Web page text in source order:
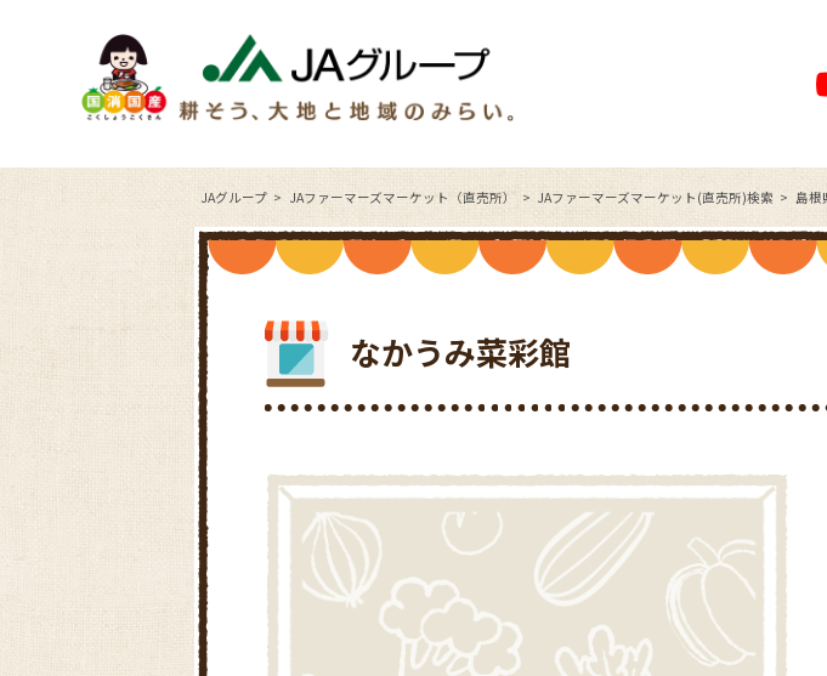
JAグループ JAファーマーズマーケット（直売所） JAファーマーズマーケット(直売所)検索 島根
なかうみ菜彩館